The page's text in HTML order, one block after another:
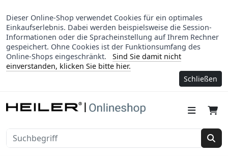
Dieser Online-Shop verwendet Cookies für ein optimales
Einkaufserlebnis. Dabei werden beispielsweise die Session-
Informationen oder die Spracheinstellung auf Ihrem Rechner
gespeichert. Ohne Cookies ist der Funktionsumfang des
Online-Shops eingeschränkt.
Sind Sie damit nicht
einverstanden, klicken Sie bitte hier.
Schließen